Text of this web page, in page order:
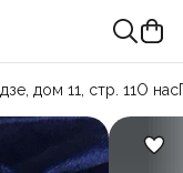
дом 11, стр. 11О нас